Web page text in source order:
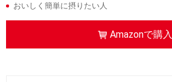
おいしく簡単に摂りたい人
Amazonで購入
Amazonで購入